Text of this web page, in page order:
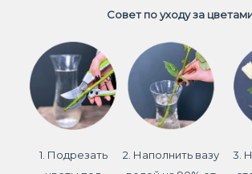
Совет по уходу за
1. Подрезать
2. Наполнить вазу
3.